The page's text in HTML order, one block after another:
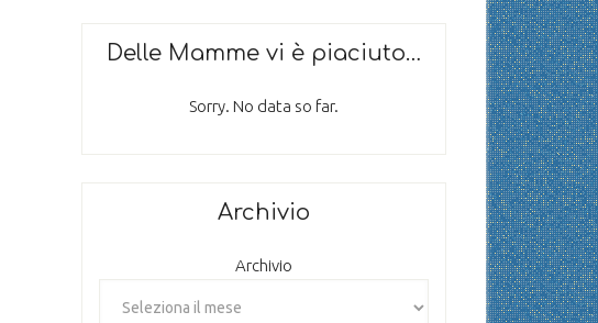
Delle Mamme vi è piaciuto…
Sorry. No data so far.
Archivio
Archivio